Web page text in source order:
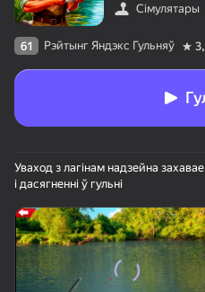
Гульня працуе
Сімулятары
61 Рэйтынг Яндэкс Гульняў
Уваход з лагінам надзейна
і дасягненні ў гульні